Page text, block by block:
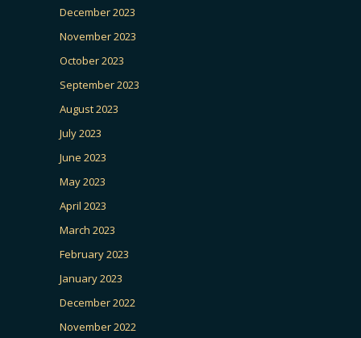
December 2023
November 2023
October 2023
September 2023
August 2023
July 2023
June 2023
May 2023
April 2023
March 2023
February 2023
January 2023
December 2022
November 2022